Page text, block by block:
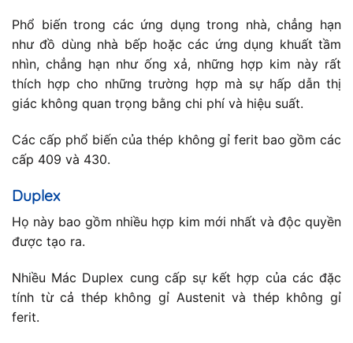
Phổ biến trong các ứng dụng trong nhà, chẳng hạn
như đồ dùng nhà bếp hoặc các ứng dụng khuất tầm
nhìn, chẳng hạn như ống xả, những hợp kim này rất
thích hợp cho những trường hợp mà sự hấp dẫn thị
giác không quan trọng bằng chi phí và hiệu suất.
Các cấp phổ biến của thép không gỉ ferit bao gồm các
cấp 409 và 430.
Duplex
Họ này bao gồm nhiều hợp kim mới nhất và độc quyền
được tạo ra.
Nhiều Mác Duplex cung cấp sự kết hợp của các đặc
tính từ cả thép không gỉ Austenit và thép không gỉ
ferit.